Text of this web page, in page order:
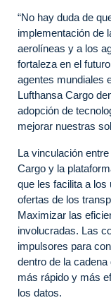
“No hay duda de
implementación de
aerolíneas y a los
fortaleza en el
agentes mundiales
Lufthansa Cargo
adopción de
mejorar nuestras
La vinculación
Cargo y la
que les facilita a
ofertas de los
Maximizar las
involucradas. Las
impulsores para
dentro de la
más rápido y más
los datos.